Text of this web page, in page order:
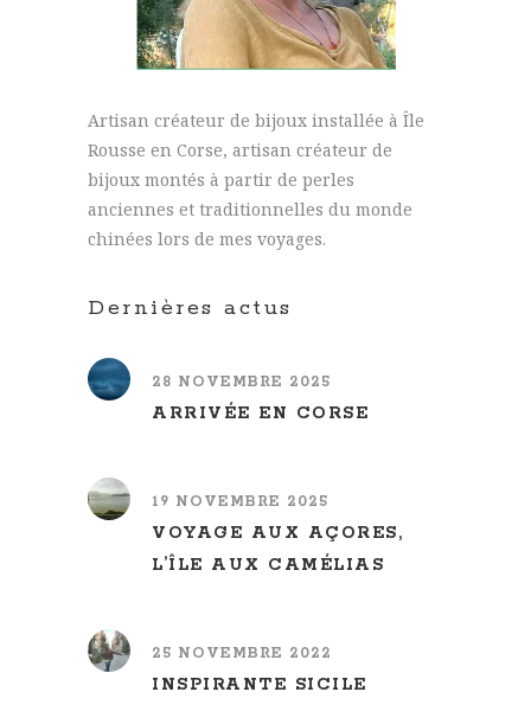
Artisan créateur de bijoux installée à Île
Rousse en Corse, artisan créateur de
bijoux montés à partir de perles
anciennes et traditionnelles du monde
chinées lors de mes voyages.
Dernières actus
28 NOVEMBRE 2025
ARRIVÉE EN CORSE
19 NOVEMBRE 2025
VOYAGE AUX AÇORES,
L’ÎLE AUX CAMÉLIAS
25 NOVEMBRE 2022
INSPIRANTE SICILE